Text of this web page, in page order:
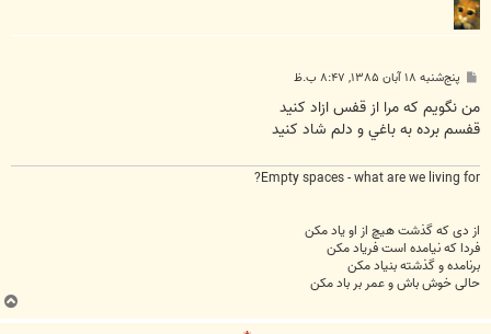
پ
ت
پنج‌شنبه ۱۸ آبان ۱۳۸۵, ۸:۴۷ ب.ظ
من نگويم كه مرا از قفس ازاد كنيد
قفسم برده به باغي و دلم شاد كنيد
Empty spaces - what are we living for?
از دی که گذشت هیچ از او یاد مکن
فردا که نیامده است فریاد مکن
برنامده و گذشته بنیاد مکن
حالی خوش باش و عمر بر باد مکن
ب
ا